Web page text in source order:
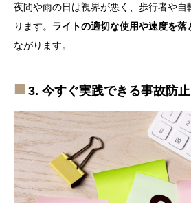
夜間や雨の日は視界が悪く、歩行者や自
ります。 ライトの適切な使用や速度を落
ながります。
3. 今すぐ実践できる事故防